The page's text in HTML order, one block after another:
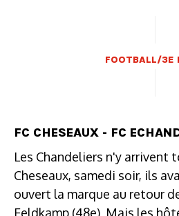
FOOTBALL/3E
FC CHESEAUX - FC
Les Chandeliers n'y arrivent
Cheseaux, samedi soir, ils
ouvert la marque au retour
Feldkamp (48e). Mais les